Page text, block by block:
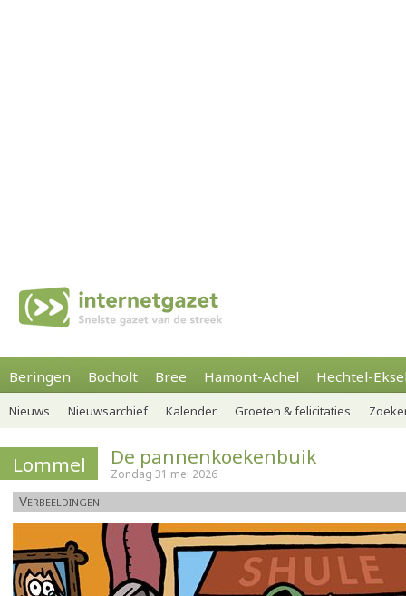
Beringen Bocholt Bree Hamont-Achel Hechtel-
Nieuws Nieuwsarchief Kalender Groeten & felicitaties
Lommel De pannenkoekenbuik
Zondag 31 mei 2026
Verbeeldingen